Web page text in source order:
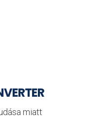
miatt